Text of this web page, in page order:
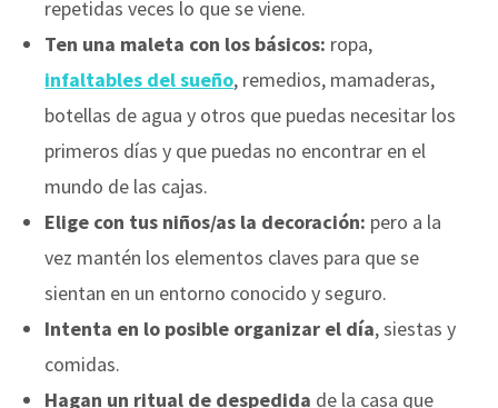
repetidas veces lo que se viene.
Ten una maleta con los básicos: ropa,
infaltables del sueño, remedios, mamaderas,
botellas de agua y otros que puedas necesitar los
primeros días y que puedas no encontrar en el
mundo de las cajas.
Elige con tus niños/as la decoración: pero a la
vez mantén los elementos claves para que se
sientan en un entorno conocido y seguro.
Intenta en lo posible organizar el día, siestas y
comidas.
Hagan un ritual de despedida de la casa que